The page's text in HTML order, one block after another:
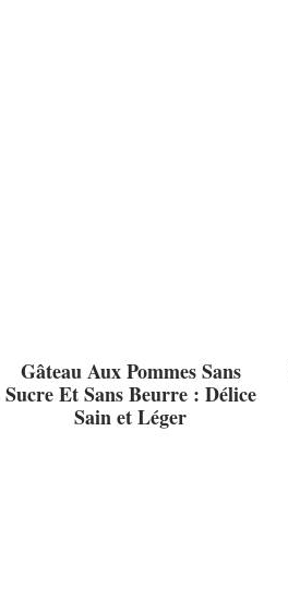
Gâteau Aux Pommes Sans
Sucre Et Sans Beurre : Délice
Sain et Léger